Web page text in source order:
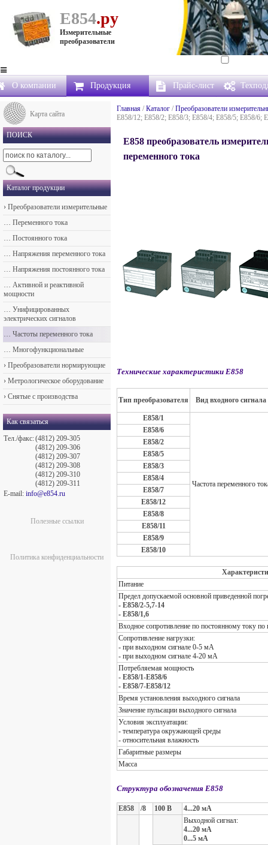
Е854.ру
Измерительные
преобразователи
О компании Продукция Прайс-лист
Главная / Каталог / Преобразователи
Е858/12; Е858/2; Е858/3; Е858/4; Е858/5; Е858/6;
Е858 преобразователь
переменного тока
Технические характеристики Е858
Тип преобразователя Вид входного сигнала
Е858/1
Частота переменного
Е858/6
Е858/2
Е858/5
Е858/3
Е858/4
Е858/7
Е858/12
Е858/8
Е858/11
Е858/9
Е858/10
Питание
Предел допускаемой основной приведенной
- Е858/2-5,7-14
- Е858/1,6
Входное сопротивление по постоянному току
Сопротивление нагрузки:
- при выходном сигнале 0-5 мА
- при выходном сигнале 4-20 мА
Потребляемая мощность
- Е858/1-Е858/6
- Е858/7-Е858/12
Время установления выходного сигнала
Значение пульсации выходного сигнала
Условия эксплуатации:
- температура окружающей среды
- относительная влажность
Габаритные размеры
Масса
Структура обозначения Е858
Е858 /8 100 В
4...20 мА
Выходной сигнал:
4...20 мА
0...5 мА
Карта сайта
ПОИСК
Каталог продукции
› Преобразователи измерительные
… Переменного тока
… Постоянного тока
… Напряжения переменного тока
… Напряжения постоянного тока
… Активной и реактивной
мощности
… Унифицированных
электрических сигналов
… Частоты переменного тока
… Многофункциональные
› Преобразователи нормирующие
› Метрологическое оборудование
› Снятые с производства
Как связаться
Тел./факс:(4812) 209-305
(4812) 209-306
(4812) 209-307
(4812) 209-308
(4812) 209-310
(4812) 209-311
E-mail: info@e854.ru
Полезные ссылки
Политика конфиденциальности